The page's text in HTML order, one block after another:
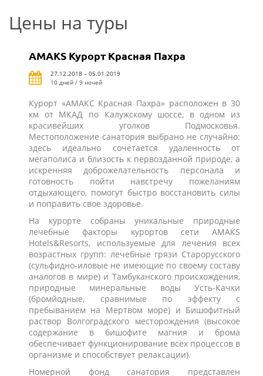
Цены на туры
AMAKS Курорт Красная Пахра
27.12.2018 – 05.01.2019
10 дней / 9 ночей
Курорт «АМАКС Красная Пахра» расположен в 30
км от МКАД по Калужскому шоссе, в одном из
красивейших уголков Подмосковья.
Местоположение санатория выбрано не случайно:
здесь идеально сочетается удаленность от
мегаполиса и близость к первозданной природе, а
искренняя доброжелательность персонала и
готовность пойти навстречу пожеланиям
отдыхающего, помогут быстро восстановить силы
и поправить свое здоровье.
На курорте собраны уникальные природные
лечебные факторы курортов сети АМАКS
Hotels&Resorts, используемые для лечения всех
возрастных групп: лечебные грязи Старорусского
(сульфидно-иловые не имеющие по своему составу
аналогов в мире) и Тамбуканского происхождения,
природные минеральные воды Усть-Качки
(бромйодные, сравнимые по эффекту с
пребыванием на Мертвом море) и Бишофитный
раствор Волгоградского месторождения (высокое
содержание в бишофите магния и брома
обеспечивает функционирование всех процессов в
организме и способствует релаксации).
Номерной фонд санатория представлен